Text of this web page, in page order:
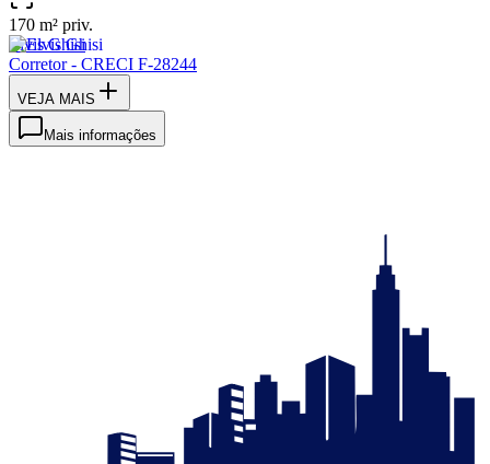
170 m² priv.
Elvis Ghisi
Corretor - CRECI F-28244
VEJA MAIS
Mais informações